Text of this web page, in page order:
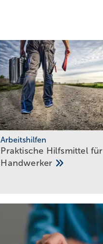
Arbeitshilfen
Praktische Hilfs­mittel für
Hand­werker